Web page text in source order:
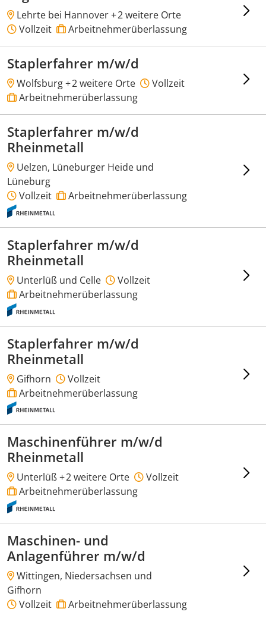
Lehrte bei Hannover +2 weitere Orte
Vollzeit
Arbeitnehmerüberlassung
Staplerfahrer m/w/d
Wolfsburg +2 weitere Orte
Vollzeit
Arbeitnehmerüberlassung
Staplerfahrer m/w/d
Rheinmetall
Uelzen, Lüneburger Heide und
Lüneburg
Vollzeit
Arbeitnehmerüberlassung
Staplerfahrer m/w/d
Rheinmetall
Unterlüß und Celle
Vollzeit
Arbeitnehmerüberlassung
Staplerfahrer m/w/d
Rheinmetall
Gifhorn
Vollzeit
Arbeitnehmerüberlassung
Maschinenführer m/w/d
Rheinmetall
Unterlüß +2 weitere Orte
Vollzeit
Arbeitnehmerüberlassung
Maschinen- und
Anlagenführer m/w/d
Wittingen, Niedersachsen und
Gifhorn
Vollzeit
Arbeitnehmerüberlassung